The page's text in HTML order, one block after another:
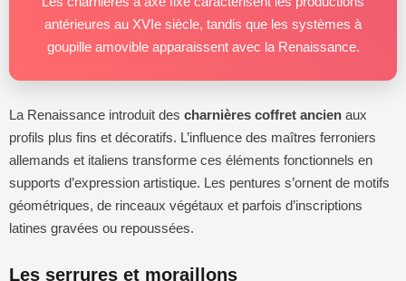
antérieures au XVIe siècle, tandis que les systèmes à
goupille amovible apparaissent avec la Renaissance.
La Renaissance introduit des charnières coffret ancien aux
profils plus fins et décoratifs. L’influence des maîtres ferroniers
allemands et italiens transforme ces éléments fonctionnels en
supports d’expression artistique. Les pentures s’ornent de motifs
géométriques, de rinceaux végétaux et parfois d’inscriptions
latines gravées ou repoussées.
Les serrures et moraillons